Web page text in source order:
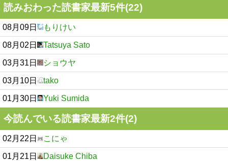
読みおわった読書家最新5件(22)
08月09日 もりけい
08月02日 Tatsuya Sato
03月31日 ショウヤ
03月10日 tako
01月30日 Yuki Sumida
今読んでいる読書家最新2件(2)
02月22日 こにゃ
01月21日 Daisuke Chiba